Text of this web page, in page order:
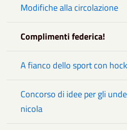
Modifiche alla circolazione
Complimenti federica!
A fianco dello sport con
Concorso di idee per gli
nicola